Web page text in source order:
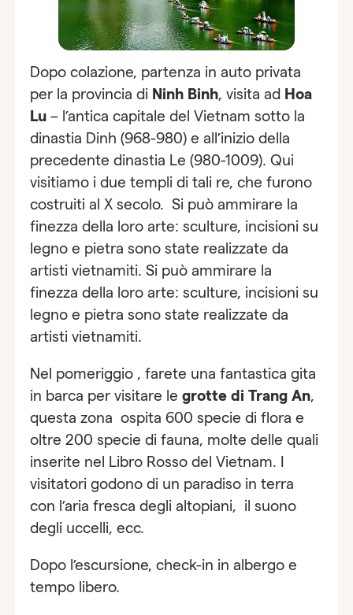
Dopo colazione, partenza in auto privata
per la provincia di Ninh Binh, visita ad Hoa
Lu – l’antica capitale del Vietnam sotto la
dinastia Dinh (968-980) e all’inizio della
precedente dinastia Le (980-1009). Qui
visitiamo i due templi di tali re, che furono
costruiti al X secolo. Si può ammirare la
finezza della loro arte: sculture, incisioni su
legno e pietra sono state realizzate da
artisti vietnamiti. Si può ammirare la
finezza della loro arte: sculture, incisioni su
legno e pietra sono state realizzate da
artisti vietnamiti.
Nel pomeriggio , farete una fantastica gita
in barca per visitare legrotte di Trang An,
questa zona ospita 600 specie di flora e
oltre 200 specie di fauna, molte delle quali
inserite nel Libro Rosso del Vietnam. I
visitatori godono di un paradiso in terra
con l’aria fresca degli altopiani, il suono
degli uccelli, ecc.
Dopo l’escursione, check-in in albergo e
tempo libero.